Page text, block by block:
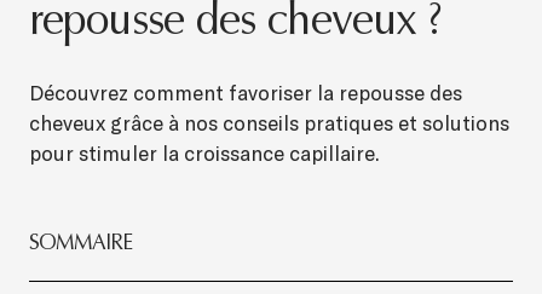
repousse des cheveux ?
Découvrez comment favoriser la repousse des
cheveux grâce à nos conseils pratiques et solutions
pour stimuler la croissance capillaire.
SOMMAIRE